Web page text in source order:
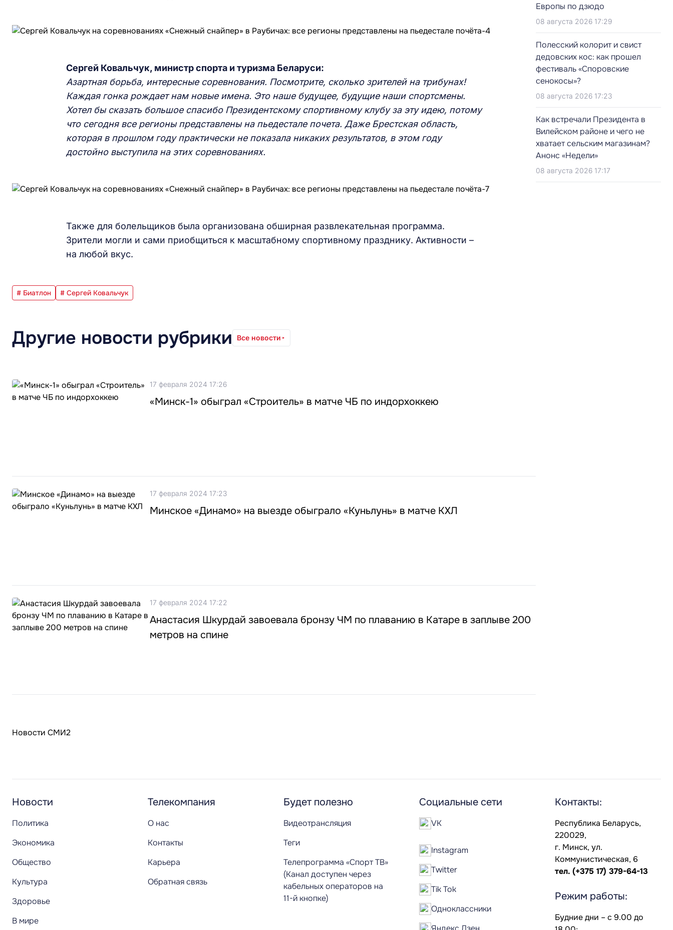
Сергей Ковальчук, министр спорта и туризма Беларуси:
Азартная борьба, интересные соревнования. Посмотрите, сколько зрителей на трибунах!
Каждая гонка рождает нам новые имена. Это наше будущее, будущие наши спортсмены.
Хотел бы сказать большое спасибо Президентскомуспортивномуклубу за эту идею, потому
что сегодня все регионы представлены на пьедестале почета. Даже Брестская область,
которая в прошлом году практически не показала никаких результатов, в этом году
достойно выступила на этих соревнованиях.
Также для болельщиков была организована обширная развлекательная программа.
Зрители могли и сами приобщиться к масштабному спортивному празднику. Активности –
на любой вкус.
# Биатлон # Сергей Ковальчук
Другие новости рубрики Все новости
17 февраля 2024 17:26
«Минск-1» обыграл «Строитель» в матче ЧБ по индорхоккею
17 февраля 2024 17:23
Минское «Динамо» на выезде обыграло «Куньлунь» в матче КХЛ
17 февраля 2024 17:22
Анастасия Шкурдай завоевала бронзу ЧМ по плаванию в Катаре в заплыве 200
метров на спине
Новости СМИ2
Европы по дзюдо
08 августа 2026 17:29
Полесский колорит и свист
дедовских кос: как прошел
фестиваль «Споровские
сенокосы»?
08 августа 2026 17:23
Как встречали Президента в
Вилейском районе и чего не
хватает сельским магазинам?
Анонс «Недели»
08 августа 2026 17:17
Новости
Политика
Экономика
Общество
Культура
Здоровье
В мире
Телекомпания
О нас
Контакты
Карьера
Обратная связь
Будет полезно
Видеотрансляция
Теги
Телепрограмма «Спорт ТВ»
(Канал доступен через
кабельных операторов на
11-й кнопке)
Социальные сети
VK
Instagram
Twitter
Tik Tok
Одноклассники
Контакты:
Республика Беларусь,
220029,
г. Минск, ул.
Коммунистическая, 6
тел. (+375 17) 379-64-13
Режим работы:
Будние дни – с 9.00 до